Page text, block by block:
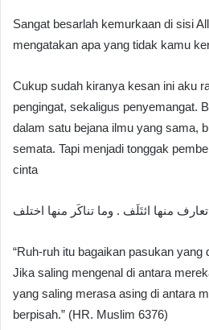
Sangat besarlah kemurkaan di sisi
mengatakan apa yang tidak kamu
Cukup sudah kiranya kesan ini aku
pengingat, sekaligus penyemangat.
dalam satu bejana ilmu yang sama,
semata. Tapi menjadi tonggak
cinta
منها ائتَلَف . وما تناكَر منها اختلف
“Ruh-ruh itu bagaikan pasukan yang
Jika saling mengenal di antara
yang saling merasa asing di antara
berpisah.” (HR. Muslim 6376)